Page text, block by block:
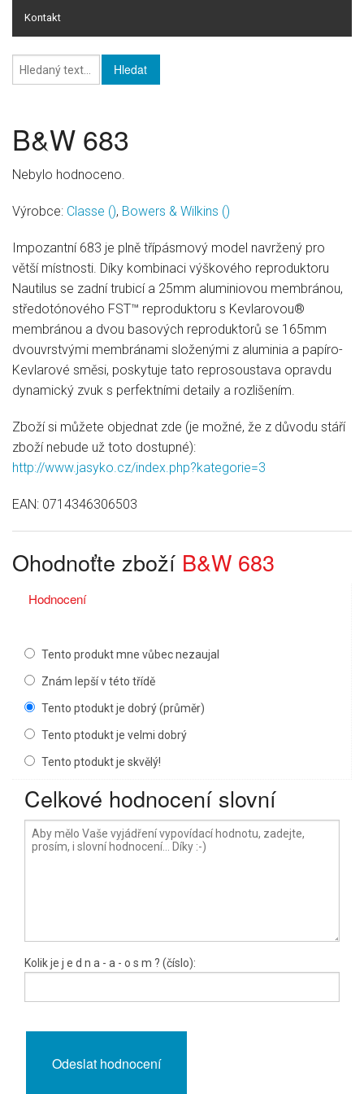
Kontakt
Online rating
B&W 683
Nebylo hodnoceno.
Výrobce: Classe (), Bowers & Wilkins ()
Impozantní 683 je plně třípásmový model navržený pro
větší místnosti. Díky kombinaci výškového reproduktoru
Nautilus se zadní trubicí a 25mm aluminiovou membránou,
středotónového FST™ reproduktoru s Kevlarovou®
membránou a dvou basových reproduktorů se 165mm
dvouvrstvými membránami složenými z aluminia a papíro-
Kevlarové směsi, poskytuje tato reprosoustava opravdu
dynamický zvuk s perfektními detaily a rozlišením.
Zboží si můžete objednat zde (je možné, že z důvodu stáří
zboží nebude už toto dostupné):
http://www.jasyko.cz/index.php?kategorie=3
EAN: 0714346306503
Ohodnoťte zboží B&W 683
Hodnocení
Tento produkt mne vůbec nezaujal
Znám lepší v této třídě
Tento ptodukt je dobrý (průměr)
Tento ptodukt je velmi dobrý
Tento ptodukt je skvělý!
Celkové hodnocení slovní
Kolik je j e d n a - a - o s m ? (číslo):